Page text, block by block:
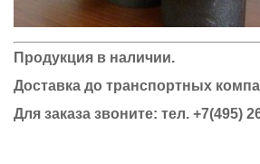
Продукция в наличии.
Доставка до транспортных
Для заказа звоните: тел. +7(495)